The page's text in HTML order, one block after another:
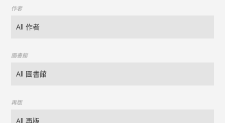
作者
圖書館
再版